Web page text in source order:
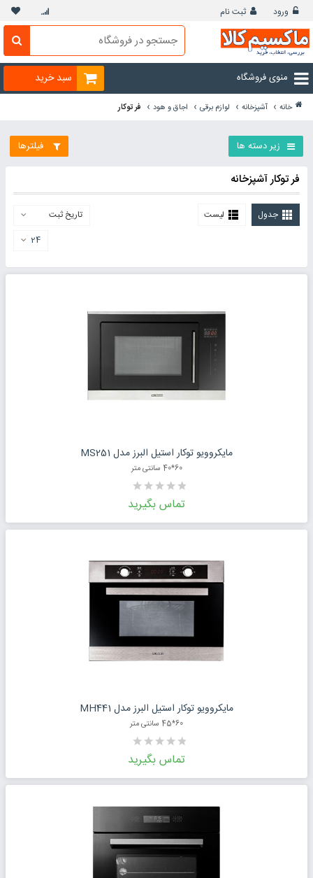
ورود ثبت نام
سبد خرید منوی فروشگاه
خانه › آشپزخانه › لوازم برقی › اجاق و هود › فر توکار
زیر دسته ها فیلترها
فر توکار آشپزخانه
جدول لیست
تاریخ ثبت
24
درخواست قیمت محصولمایکروویو توکار استیل البرز مدل MS251
60*40 سانتی متر
تماس بگیرید
درخواست قیمت محصول مایکروویو توکار استیل البرز مدل MH441
60*45 سانتی متر
تماس بگیرید